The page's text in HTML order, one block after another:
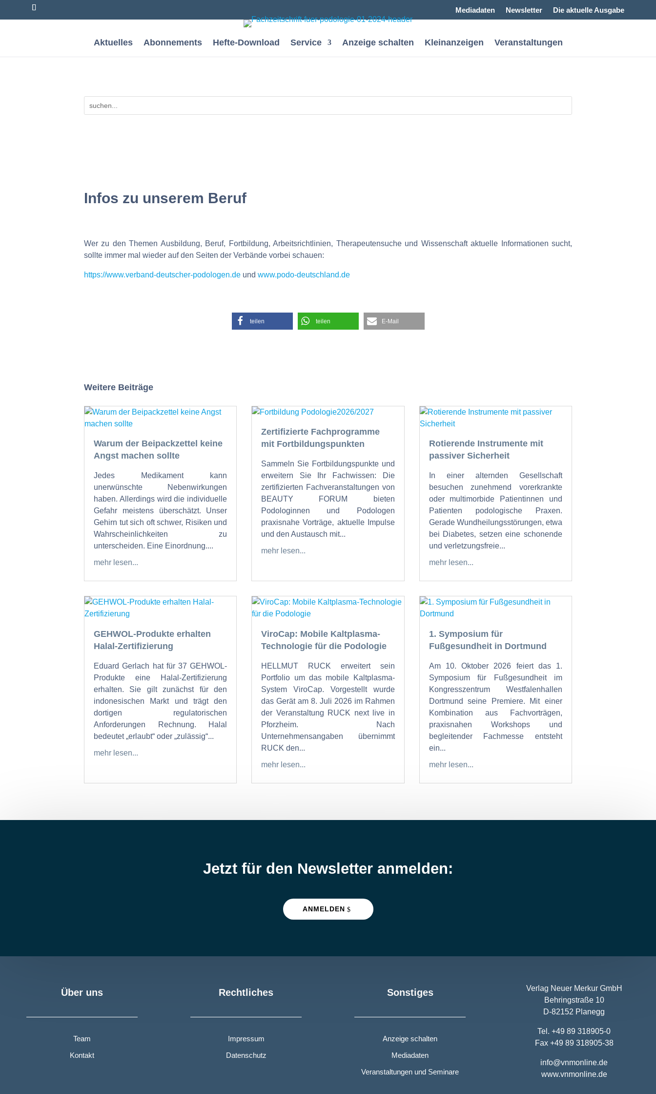
Mediadaten Newsletter Die aktuelle Ausgabe
Aktuelles Abonnements Hefte-Download Service Anzeige schalten Kleinanzeigen Veranstaltungen
Infos zu unserem Beruf
Wer zu den Themen Ausbildung, Beruf, Fortbildung, Arbeitsrichtlinien, Therapeutensuche und Wissenschaft aktuelle Informationen sucht,
sollte immer mal wieder auf den Seiten der Verbände vorbei schauen:
https://www.verband-deutscher-podologen.de und www.podo-deutschland.de
teilen teilen E-Mail
Weitere Beiträge
Warum der Beipackzettel keine
Angst machen sollte
Jedes Medikament kann
unerwünschte Nebenwirkungen
haben. Allerdings wird die individuelle
Gefahr meistens überschätzt. Unser
Gehirn tut sich oft schwer, Risiken und
Wahrscheinlichkeiten zu
unterscheiden. Eine Einordnung....
mehr lesen...
Zertifizierte Fachprogramme
mit Fortbildungspunkten
Sammeln Sie Fortbildungspunkte und
erweitern Sie Ihr Fachwissen: Die
zertifizierten Fachveranstaltungen von
BEAUTY FORUM bieten
Podologinnen und Podologen
praxisnahe Vorträge, aktuelle Impulse
und den Austausch mit...
mehr lesen...
Rotierende Instrumente mit
passiver Sicherheit
In einer alternden Gesellschaft
besuchen zunehmend vorerkrankte
oder multimorbide Patientinnen und
Patienten podologische Praxen.
Gerade Wundheilungsstörungen, etwa
bei Diabetes, setzen eine schonende
und verletzungsfreie...
mehr lesen...
GEHWOL-Produkte erhalten
Halal-Zertifizierung
Eduard Gerlach hat für 37 GEHWOL-
Produkte eine Halal-Zertifizierung
erhalten. Sie gilt zunächst für den
indonesischen Markt und trägt den
dortigen regulatorischen
Anforderungen Rechnung. Halal
bedeutet „erlaubt“ oder „zulässig“...
mehr lesen...
ViroCap: Mobile Kaltplasma-
Technologie für die Podologie
HELLMUT RUCK erweitert sein
Portfolio um das mobile Kaltplasma-
System ViroCap. Vorgestellt wurde
das Gerät am 8. Juli 2026 im Rahmen
der Veranstaltung RUCK next live in
Pforzheim. Nach
Unternehmensangaben übernimmt
RUCK den...
mehr lesen...
1. Symposium für
Fußgesundheit in Dortmund
Am 10. Oktober 2026 feiert das 1.
Symposium für Fußgesundheit im
Kongresszentrum Westfalenhallen
Dortmund seine Premiere. Mit einer
Kombination aus Fachvorträgen,
praxisnahen Workshops und
begleitender Fachmesse entsteht
ein...
mehr lesen...
Jetzt für den Newsletter anmelden:
ANMELDEN
Über uns
Team
Kontakt
Rechtliches
Impressum
Datenschutz
Sonstiges
Anzeige schalten
Mediadaten
Veranstaltungen und Seminare
Verlag Neuer Merkur GmbH
Behringstraße 10
D-82152 Planegg
Tel. +49 89 318905-0
Fax +49 89 318905-38
info@vnmonline.de
www.vnmonline.de